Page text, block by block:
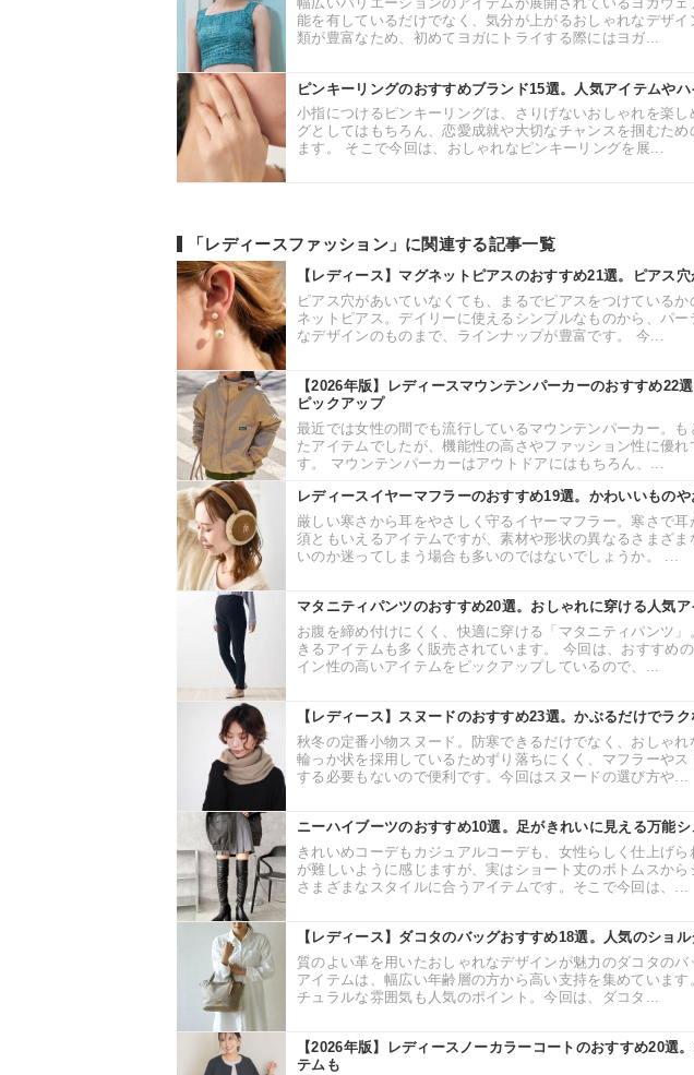
能を有しているだけでなく、気分が上がるおしゃれなデザ
類が豊富なため、初めてヨガにトライする際にはヨガ...
ピンキーリングのおすすめブランド15選。人気アイテムや
小指につけるピンキーリングは、さりげないおしゃれを楽
グとしてはもちろん、恋愛成就や大切なチャンスを掴むた
ます。 そこで今回は、おしゃれなピンキーリングを展...
「レディースファッション」に関連する記事一覧
【レディース】マグネットピアスのおすすめ21選。ピアス
ピアス穴があいていなくても、まるでピアスをつけている
ネットピアス。デイリーに使えるシンプルなものから、パ
なデザインのものまで、ラインナップが豊富です。 今...
【2026年版】レディースマウンテンパーカーのおすすめ22
ピックアップ
最近では女性の間でも流行しているマウンテンパーカー。
たアイテムでしたが、機能性の高さやファッション性に優
す。 マウンテンパーカーはアウトドアにはもちろん、...
レディースイヤーマフラーのおすすめ19選。かわいいもの
厳しい寒さから耳をやさしく守るイヤーマフラー。寒さで
須ともいえるアイテムですが、素材や形状の異なるさまざ
いのか迷ってしまう場合も多いのではないでしょうか。 ...
マタニティパンツのおすすめ20選。おしゃれに穿ける人気
お腹を締め付けにくく、快適に穿ける「マタニティパンツ
きるアイテムも多く販売されています。 今回は、おすすめ
イン性の高いアイテムをピックアップしているので、...
【レディース】スヌードのおすすめ23選。かぶるだけでラ
秋冬の定番小物スヌード。防寒できるだけでなく、おしゃれ
輪っか状を採用しているためずり落ちにくく、マフラーや
する必要もないので便利です。今回はスヌードの選び方や...
ニーハイブーツのおすすめ10選。足がきれいに見える万能
きれいめコーデもカジュアルコーデも、女性らしく仕上げ
が難しいように感じますが、実はショート丈のボトムスか
さまざまなスタイルに合うアイテムです。そこで今回は、...
【レディース】ダコタのバッグおすすめ18選。人気のショ
質のよい革を用いたおしゃれなデザインが魅力のダコタの
アイテムは、幅広い年齢層の方から高い支持を集めていま
チュラルな雰囲気も人気のポイント。今回は、ダコタ...
【2026年版】レディースノーカラーコートのおすすめ20選
テムも